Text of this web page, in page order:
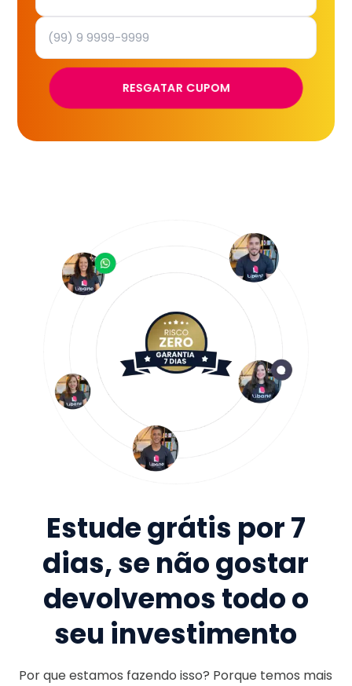
RESGATAR CUPOM
Estude grátis por 7
dias, se não gostar
devolvemos todo o
seu investimento
Por que estamos fazendo isso? Porque temos mais